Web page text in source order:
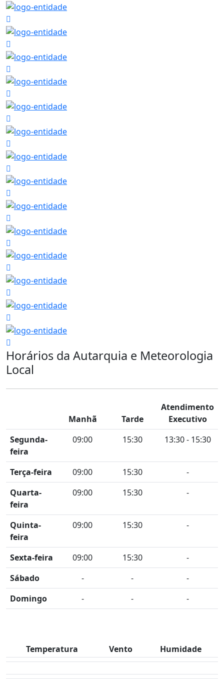
Horários da Autarquia e Meteorologia
Local
Manhã Tarde
Atendimento
Executivo
Segunda-
feira
09:00 15:30 13:30 - 15:30
Terça-feira 09:00 15:30
-
Quarta-
feira
09:00 15:30 -
Quinta-
feira
09:00 15:30 -
Sexta-feira 09:00 15:30
-
Sábado
- -
-
Domingo
- - -
Temperatura Vento Humidade